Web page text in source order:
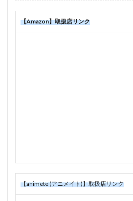
【Amazon】取扱店リンク
【animete (アニメイト)】取扱店リンク